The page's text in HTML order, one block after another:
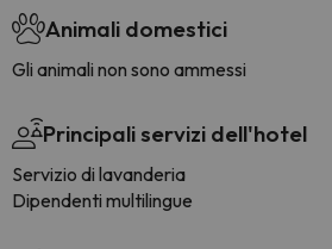
Animali domestici
Gli animali non sono ammessi
Principali servizi dell'hotel
Servizio di lavanderia
Dipendenti multilingue